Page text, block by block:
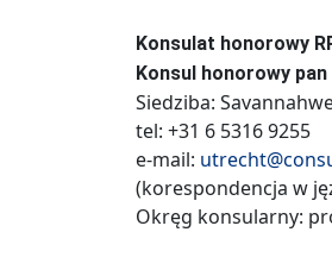
Konsulat honorowy
Konsul honorowy
Siedziba:
tel: +31 6 5316 9255
e-mail:
(korespondencja w
Okręg konsularny: